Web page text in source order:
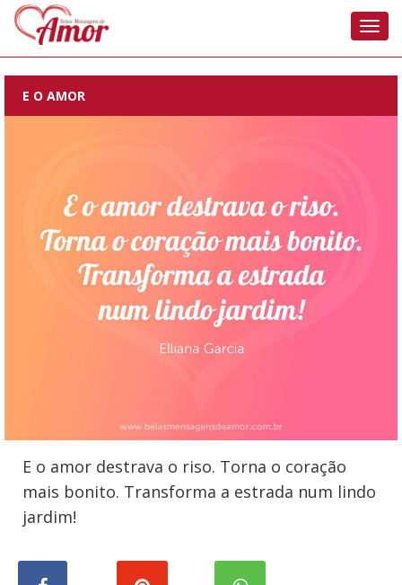
E O AMOR
E o amor destrava o riso. Torna o coração
mais bonito. Transforma a estrada num lindo
jardim!